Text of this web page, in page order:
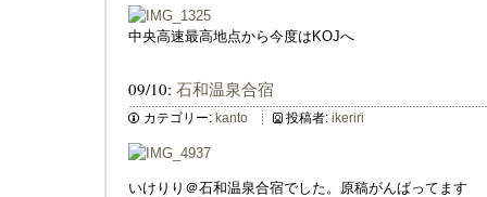
中央高速最高地点から今度はKOJへ
09/10: 石和温泉合宿
カテゴリー: kanto 投稿者: ikeriri
いけりり＠石和温泉合宿でした。原稿がんばってます